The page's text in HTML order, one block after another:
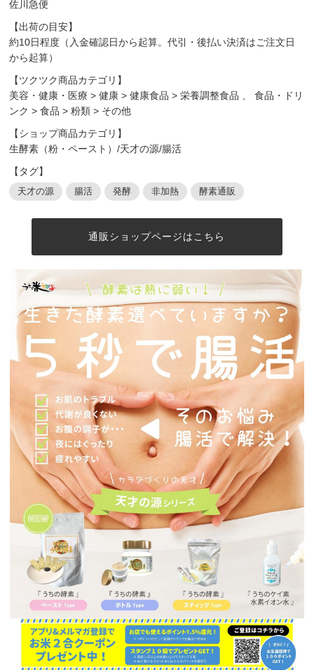
佐川急便
【出荷の目安】
約10日程度（入金確認日から起算。代引・後払い決済はご注文日
から起算）
【ツクツク商品カテゴリ】
美容・健康・医療 >健康 >健康食品 >栄養調整食品 、食品・ドリ
ンク >食品 >粉類 > その他
【ショップ商品カテゴリ】
生酵素（粉・ペースト）/天才の源/腸活
【タグ】
天才の源 腸活 発酵 非加熱 酵素通販
通販ショップページはこちら